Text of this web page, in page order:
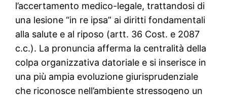
l’accertamento medico-legale, trattandosi di
una lesione “in re ipsa” ai diritti fondamentali
alla salute e al riposo (artt. 36 Cost. e 2087
c.c.). La pronuncia afferma la centralità della
colpa organizzativa datoriale e si inserisce in
una più ampia evoluzione giurisprudenziale
che riconosce nell’ambiente stressogeno un